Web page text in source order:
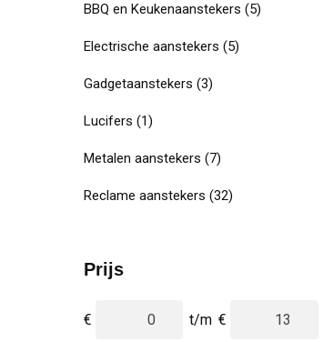
BBQ en Keukenaanstekers (5)
Electrische aanstekers (5)
Gadgetaanstekers (3)
Lucifers (1)
Metalen aanstekers (7)
Reclame aanstekers (32)
Prijs
€ t/m €